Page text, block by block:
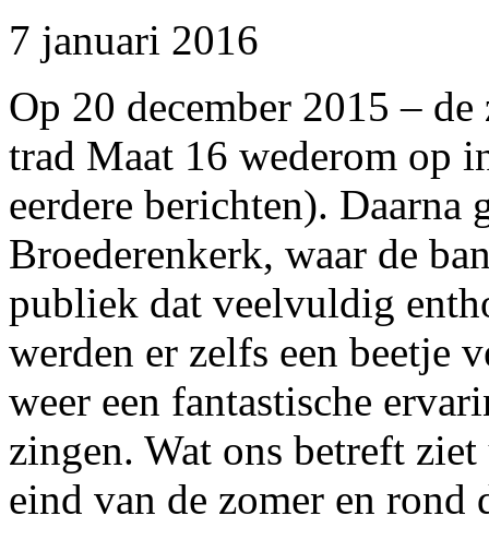
7 januari 2016
Op 20 december 2015 –
trad Maat 16 wederom op
eerdere berichten).
Broederenkerk, waar de
publiek dat veelvuldig
werden er zelfs een beetje
weer een fantastische
zingen. Wat ons betreft
eind van de zomer en rond